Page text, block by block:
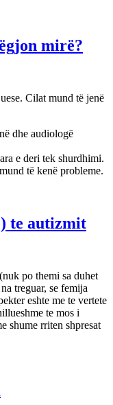
mirë?
Cilat mund të jenë
dhe audiologë
e deri tek shurdhimi.
të kenë probleme.
te autizmit
po themi sa duhet
treguar, se femija
eshte me te vertete
te mos i
shume rriten shpresat